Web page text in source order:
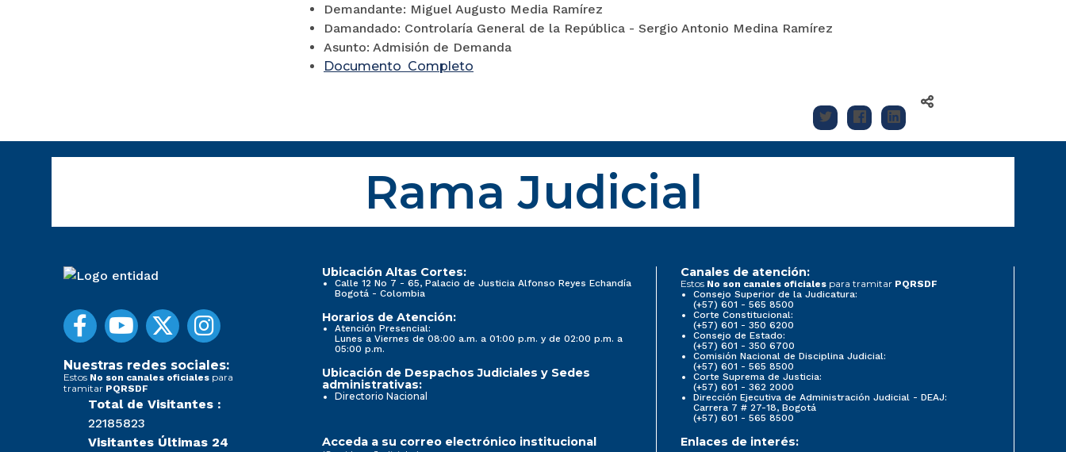
Demandante: Miguel Augusto Media Ramírez
Damandado: Controlaría General de la República - Sergio Antonio Medina Ramírez
Asunto: Admisión de Demanda
Documento Completo
Rama Judicial
Nuestras redes sociales:
Estos No son canales oficiales para
tramitar PQRSDF
Total de Visitantes :
22185823
Visitantes Últimas 24
Ubicación Altas Cortes:
Calle 12 No 7 - 65, Palacio de Justicia Alfonso Reyes Echandía
Bogotá - Colombia
Horarios de Atención:
Atención Presencial:
Lunes a Viernes de 08:00 a.m. a 01:00 p.m. y de 02:00 p.m. a
05:00 p.m.
Ubicación de Despachos Judiciales y Sedes
administrativas:
Directorio Nacional
Canales de atención:
Estos No son canales oficiales para tramitar PQRSDF
Consejo Superior de la Judicatura:
(+57) 601 - 565 8500
Corte Constitucional:
(+57) 601 - 350 6200
Consejo de Estado:
(+57) 601 - 350 6700
Comisión Nacional de Disciplina Judicial:
(+57) 601 - 565 8500
Corte Suprema de Justicia:
(+57) 601 - 362 2000
Dirección Ejecutiva de Administración Judicial - DEAJ:
Carrera 7 # 27-18, Bogotá
(+57) 601 - 565 8500
Acceda a su correo electrónico institucional Enlaces de interés: